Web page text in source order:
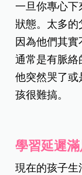
一旦你專心下
狀態。太多的
因為他們其
通常是有脈絡
他突然哭了或
孩很難搞。
學習延遲
現在的孩子生